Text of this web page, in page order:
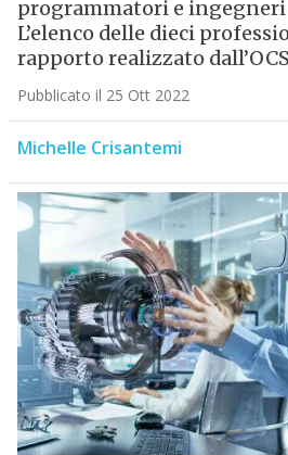
programmatori e ingegneri
L’elenco delle dieci
rapporto realizzato
Pubblicato il 25 Ott 2022
Michelle Crisantemi